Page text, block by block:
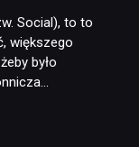
Social), to to
większego
było